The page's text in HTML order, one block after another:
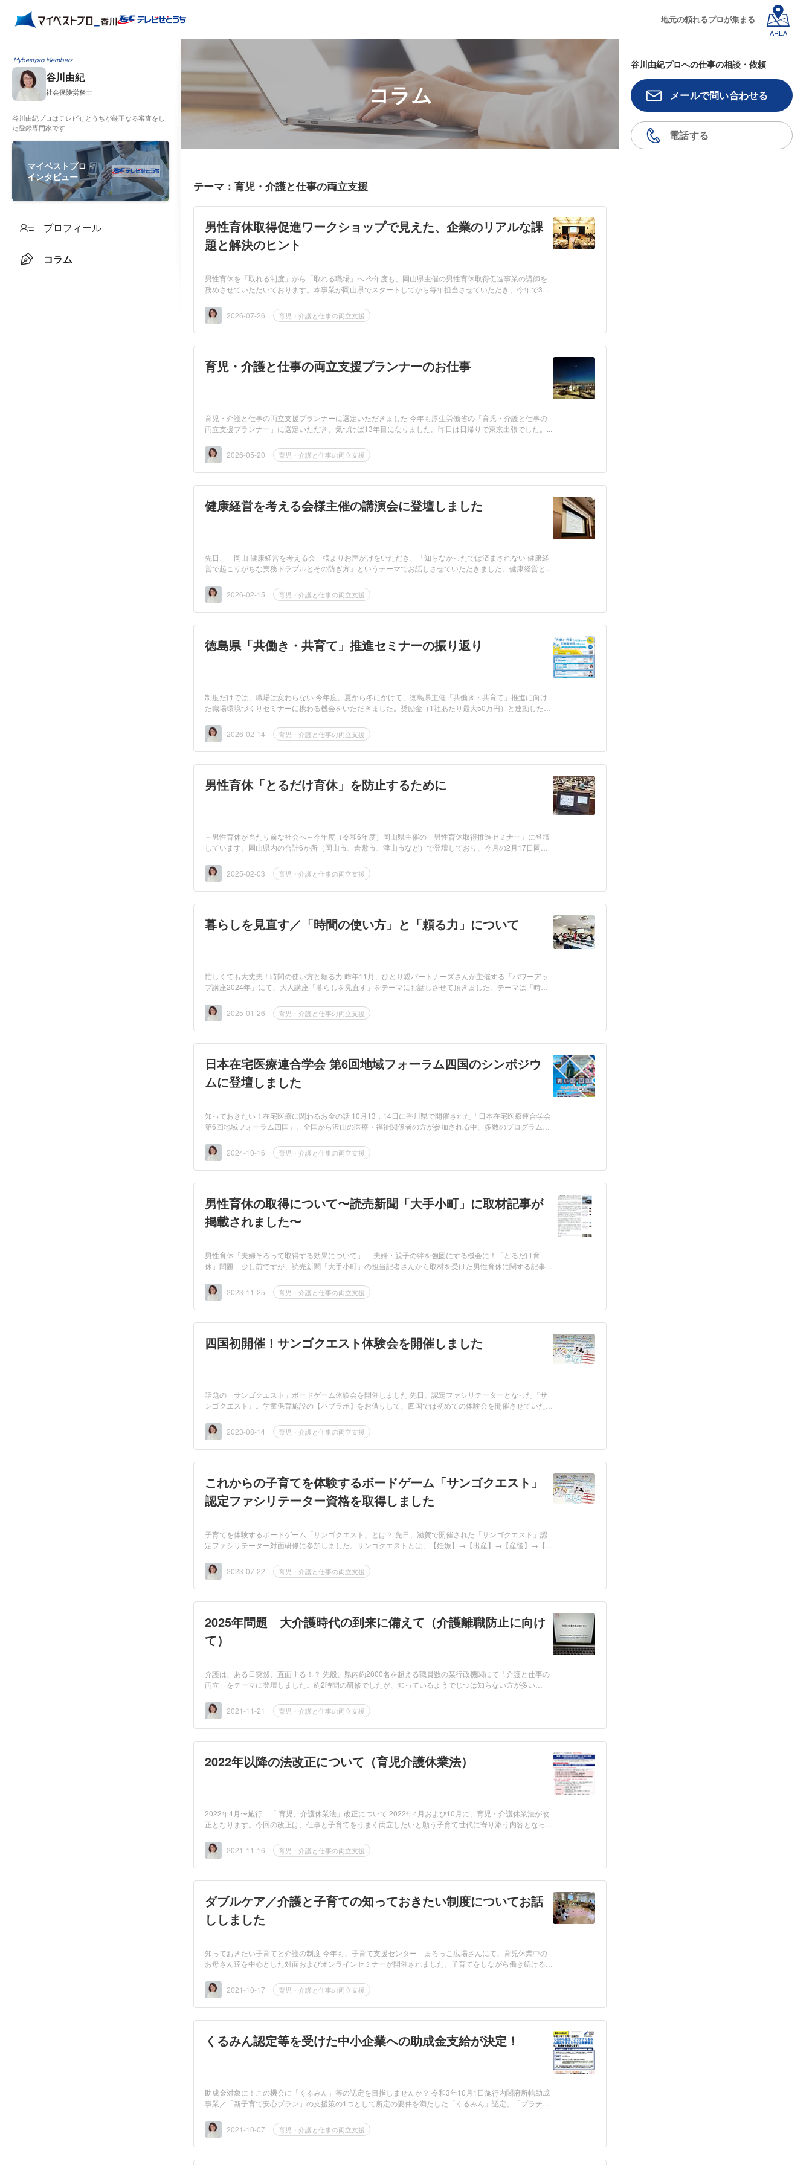
地元の頼れるプロが集まる
AREA
Mybestpro Members
谷川由紀
社会保険労務士
谷川由紀プロはテレビせとうちが厳正なる審査をし
た登録専門家です
マイベストプロ・
インタビュー
プロフィール
コラム
コラム
テーマ：育児・介護と仕事の両立支援
男性育休取得促進ワークショップで見えた、企業のリアルな課
題と解決のヒント
男性育休を「取れる制度」から「取れる職場」へ 今年度も、岡山県主催の男性育休取得促進事業の講師を
務めさせていただいております。本事業が岡山県でスタートしてから毎年担当させていただき、今年で3年
2026-07-26
育児・介護と仕事の両立支援
育児・介護と仕事の両立支援プランナーのお仕事
育児・介護と仕事の両立支援プランナーに選定いただきました 今年も厚生労働省の「育児・介護と仕事の
両立支援プランナー」に選定いただき、気づけば13年目になりました。昨日は日帰りで東京出張でした。...
2026-05-20 育児・介護と仕事の両立支援
健康経営を考える会様主催の講演会に登壇しました
先日、「岡山 健康経営を考える会」様よりお声がけをいただき、「知らなかったでは済まされない 健康経
営で起こりがちな実務トラブルとその防ぎ方」というテーマでお話しさせていただきました。健康経営と...
2026-02-15 育児・介護と仕事の両立支援
徳島県「共働き・共育て」推進セミナーの振り返り
制度だけでは、職場は変わらない 今年度、夏から冬にかけて、徳島県主催「共働き・共育て」推進に向け
た職場環境づくりセミナーに携わる機会をいただきました。奨励金（1社あたり最大50万円）と連動したセ
2026-02-14
育児・介護と仕事の両立支援
男性育休「とるだけ育休」を防止するために
～男性育休が当たり前な社会へ～今年度（令和6年度）岡山県主催の「男性育休取得推進セミナー」に登壇
しています。岡山県内の合計6か所（岡山市、倉敷市、津山市など）で登壇しており、今月の2月17日岡山
2025-02-03
育児・介護と仕事の両立支援
暮らしを見直す／「時間の使い方」と「頼る力」について
忙しくても大丈夫！時間の使い方と頼る力 昨年11月、ひとり親パートナーズさんが主催する「パワーアッ
プ講座2024年」にて、大人講座「暮らしを見直す」をテーマにお話しさせて頂きました。テーマは「時
2025-01-26
育児・介護と仕事の両立支援
日本在宅医療連合学会 第6回地域フォーラム四国のシンポジウ
ムに登壇しました
知っておきたい！在宅医療に関わるお金の話 10月13，14日に香川県で開催された「日本在宅医療連合学会
第6回地域フォーラム四国」。全国から沢山の医療・福祉関係者の方が参加される中、多数のプログラムが
2024-10-16
育児・介護と仕事の両立支援
男性育休の取得について〜読売新聞「大手小町」に取材記事が
掲載されました〜
男性育休「夫婦そろって取得する効果について」 夫婦・親子の絆を強固にする機会に！「とるだけ育
休」問題 少し前ですが、読売新聞「大手小町」の担当記者さんから取材を受けた男性育休に関する記事
2023-11-25
育児・介護と仕事の両立支援
四国初開催！サンゴクエスト体験会を開催しました
話題の「サンゴクエスト」ボードゲーム体験会を開催しました 先日、認定ファシリテーターとなった『サ
ンゴクエスト』。学童保育施設の【ハブラボ】をお借りして、四国では初めての体験会を開催させていた
2023-08-14
育児・介護と仕事の両立支援
これからの子育てを体験するボードゲーム「サンゴクエスト」
認定ファシリテーター資格を取得しました
子育てを体験するボードゲーム「サンゴクエスト」とは？ 先日、滋賀で開催された「サンゴクエスト」認
定ファシリテーター対面研修に参加しました。サンゴクエストとは、【妊娠】→【出産】→【産後】→【育
2023-07-22
育児・介護と仕事の両立支援
2025年問題 大介護時代の到来に備えて（介護離職防止に向け
て）
介護は、ある日突然、直面する！？ 先般、県内約2000名を超える職員数の某行政機関にて「介護と仕事の
両立」をテーマに登壇しました。約2時間の研修でしたが、知っているようでじつは知らない方が多い
2021-11-21
育児・介護と仕事の両立支援
2022年以降の法改正について（育児介護休業法）
2022年4月〜施行 「 育児、介護休業法」改正について 2022年4月および10月に、育児・介護休業法が改
正となります。今回の改正は、仕事と子育てをうまく両立したいと願う子育て世代に寄り添う内容となっ
2021-11-16
育児・介護と仕事の両立支援
ダブルケア／介護と子育ての知っておきたい制度についてお話
ししました
知っておきたい子育てと介護の制度 今年も、子育て支援センター まろっこ広場さんにて、育児休業中の
お母さん達を中心とした対面およびオンラインセミナーが開催されました。子育てをしながら働き続ける
2021-10-17
育児・介護と仕事の両立支援
くるみん認定等を受けた中小企業への助成金支給が決定！
助成金対象に！この機会に「くるみん」等の認定を目指しませんか？ 令和3年10月1日施行内閣府所轄助成
事業／「新子育て安心プラン」の支援策の1つとして所定の要件を満たした「くるみん」認定、「プラチナ
2021-10-07
育児・介護と仕事の両立支援
谷川由紀プロへの仕事の相談・依頼
メールで問い合わせる
電話する